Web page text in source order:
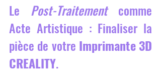
Le Post-Traitement comme
Acte Artistique : Finaliser la
pièce de votre Imprimante 3D
CREALITY.